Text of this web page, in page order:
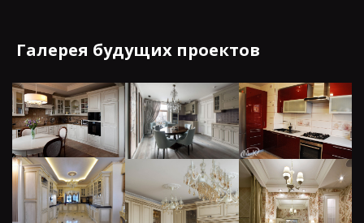
Галерея будущих проектов